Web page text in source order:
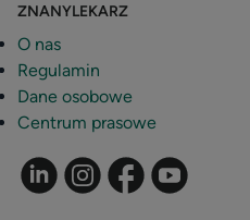
ZNANYLEKARZ
O nas
Regulamin
Dane osobowe
Centrum prasowe